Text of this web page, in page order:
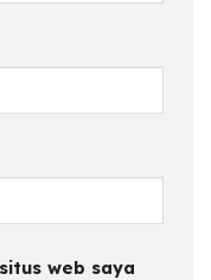
web saya